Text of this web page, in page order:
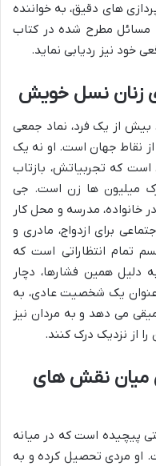
های دقیق، به خواننده
مسائل مطرح شده در کتاب
خود نیز ردیابی نماید.
زنان نسل خویش
از یک فرد، نماد جمعی
نقاط جهان است. او نه یک
است که تجربیاتش، بازتاب
میلیون ها زن است. جی
خانواده، مدرسه و محل کار
برای ازدواج، مادری و
تمام انتظاراتی است که
دلیل همین فشارها، دچار
عنوان یک شخصیت عادی، به
می دهد و به مردان نیز
از نزدیک درک کنند.
میان نقش های
پیچیده است که در میانه
او مردی تحصیل کرده و به